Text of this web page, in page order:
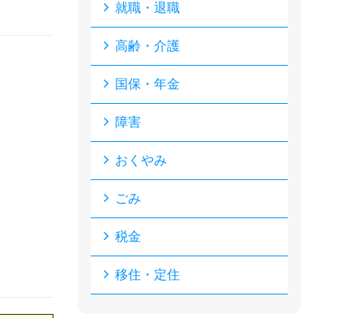
就職・退職
高齢・介護
国保・年金
障害
おくやみ
ごみ
税金
移住・定住